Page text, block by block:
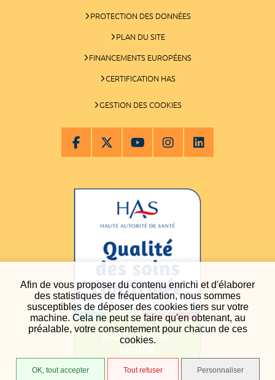
Afin de vous proposer du contenu enrichi et d'élaborer
des statistiques de fréquentation, nous sommes
susceptibles de déposer des cookies tiers sur votre
machine. Cela ne peut se faire qu'en obtenant, au
préalable, votre consentement pour chacun de ces
cookies.
OK, tout accepter Tout refuser Personnaliser
PROTECTION DES DONNÉES
PLAN DU SITE
FINANCEMENTS EUROPÉENS
CERTIFICATION HAS
GESTION DES COOKIES